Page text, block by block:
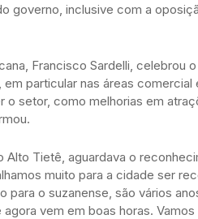
governo, inclusive com a
Francisco Sardelli, celebrou
particular nas áreas
o setor, como melhorias em
Alto Tietê, aguardava o
muito para a cidade ser
para o suzanense, são vários
vem em boas horas.